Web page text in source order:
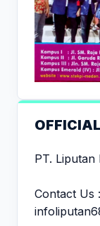
PT. Liputan
Contact Us :